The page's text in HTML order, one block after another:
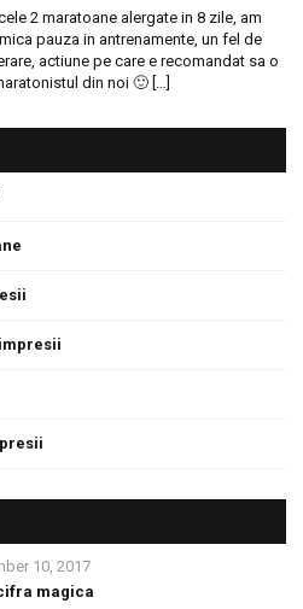
2 maratoane alergate in 8 zile, am
pauza in antrenamente, un fel de
actiune pe care e recomandat sa o
din noi 🙂 […]
10, 2017
magica